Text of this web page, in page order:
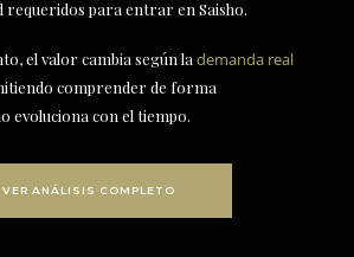
requeridos para entrar en Saisho.
el valor cambia según la demanda real
comprender de forma
evoluciona con el tiempo.
VER ANÁLISIS COMPLETO